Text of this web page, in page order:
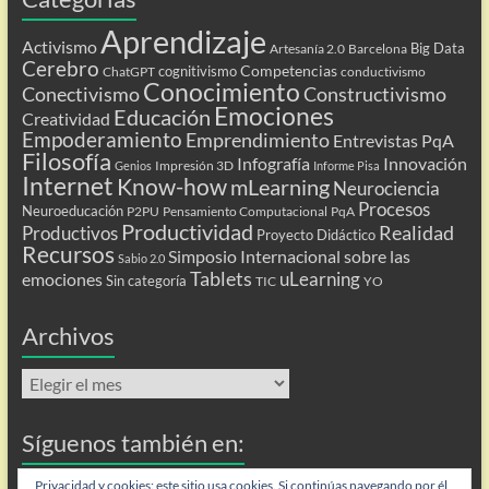
Activismo Aprendizaje Artesanía 2.0 Barcelona Big Data
Cerebro ChatGPT cognitivismo Competencias conductivismo
ConectivismoConocimientoConstructivismo
Creatividad Educación Emociones
Empoderamiento Emprendimiento Entrevistas PqA
Filosofía Genios Impresión 3D Infografía Informe Pisa Innovación
Internet Know-howmLearning Neurociencia
Neuroeducación P2PU Pensamiento Computacional PqA Procesos
Productivos Productividad Proyecto Didáctico Realidad
Recursos Sabio 2.0 Simposio Internacional sobre las
emociones Sin categoría Tablets TIC uLearning YO
Archivos
Archivos
Síguenos también en:
Privacidad y cookies: este sitio usa cookies. Si continúas navegando por él,